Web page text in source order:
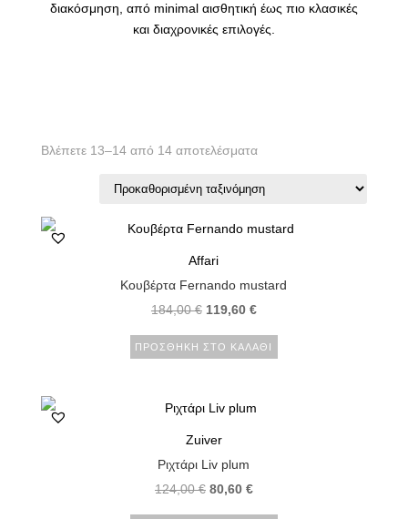
διακόσμηση, από minimal αισθητική έως πιο κλασικές
και διαχρονικές επιλογές.
Βλέπετε 13–14 από 14 αποτελέσματα
Affari
Κουβέρτα Fernando mustard
184,00€ 119,60 €
ΠΡΟΣΘΉΚΗ ΣΤΟ ΚΑΛΆΘΙ
Zuiver
Ριχτάρι Liv plum
124,00€ 80,60 €